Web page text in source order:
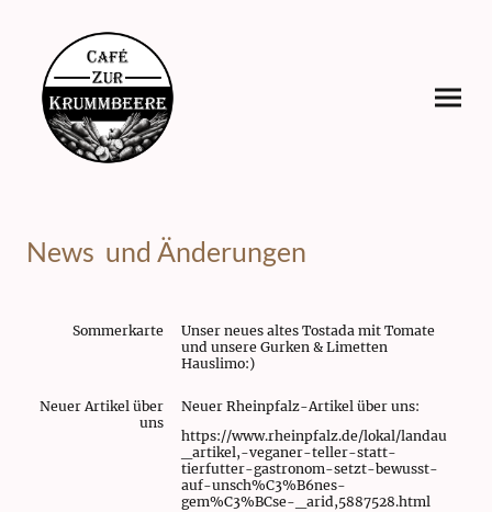
News und Änderungen
Sommerkarte
Unser neues altes Tostada mit Tomate
und unsere Gurken & Limetten
Hauslimo:)
Neuer Artikel über
uns
Neuer Rheinpfalz-Artikel über uns:
https://www.rheinpfalz.de/lokal/landau
_artikel,-veganer-teller-statt-
tierfutter-gastronom-setzt-bewusst-
auf-unsch%C3%B6nes-
gem%C3%BCse-_arid,5887528.html